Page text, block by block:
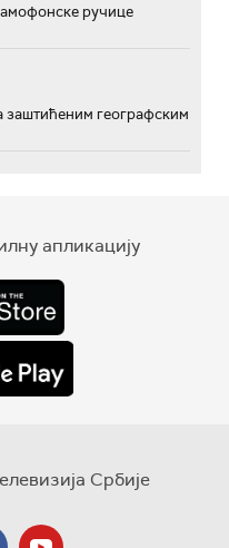
ручице
заштићеним географским
апликацију
Србије